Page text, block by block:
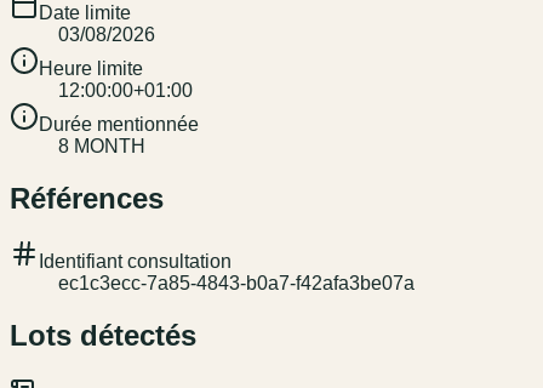
Date limite
03/08/2026
Heure limite
12:00:00+01:00
Durée mentionnée
8 MONTH
Références
Identifiant consultation
ec1c3ecc-7a85-4843-b0a7-f42afa3be07a
Lots détectés